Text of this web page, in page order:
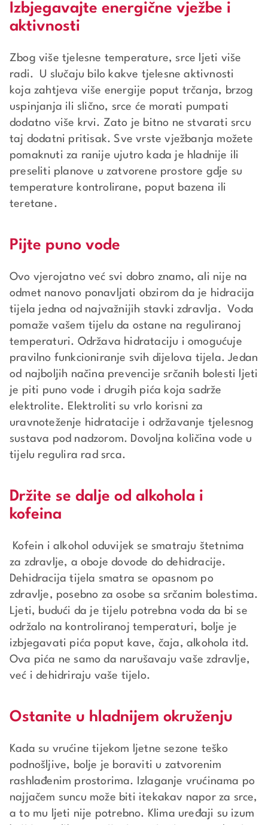
Izbjegavajte energične vježbe i
aktivnosti
Zbog više tjelesne temperature, srce ljeti više
radi. U slučaju bilo kakve tjelesne aktivnosti
koja zahtjeva više energije poput trčanja, brzog
uspinjanja ili slično, srce će morati pumpati
dodatno više krvi. Zato je bitno ne stvarati srcu
taj dodatni pritisak. Sve vrste vježbanja možete
pomaknuti za ranije ujutro kada je hladnije ili
preseliti planove u zatvorene prostore gdje su
temperature kontrolirane, poput bazena ili
teretane.
Pijte puno vode
Ovo vjerojatno već svi dobro znamo, ali nije na
odmet nanovo ponavljati obzirom da je hidracija
tijela jedna od najvažnijih stavki zdravlja. Voda
pomaže vašem tijelu da ostane na reguliranoj
temperaturi. Održava hidrataciju i omogućuje
pravilno funkcioniranje svih dijelova tijela. Jedan
od najboljih načina prevencije srčanih bolesti ljeti
je piti puno vode i drugih pića koja sadrže
elektrolite. Elektroliti su vrlo korisni za
uravnoteženje hidratacije i održavanje tjelesnog
sustava pod nadzorom. Dovoljna količina vode u
tijelu regulira rad srca.
Držite se dalje od alkohola i
kofeina
Kofein i alkohol oduvijek se smatraju štetnima
za zdravlje, a oboje dovode do dehidracije.
Dehidracija tijela smatra se opasnom po
zdravlje, posebno za osobe sa srčanim bolestima.
Ljeti, budući da je tijelu potrebna voda da bi se
održalo na kontroliranoj temperaturi, bolje je
izbjegavati pića poput kave, čaja, alkohola itd.
Ova pića ne samo da narušavaju vaše zdravlje,
već i dehidriraju vaše tijelo.
Ostanite u hladnijem okruženju
Kada su vrućine tijekom ljetne sezone teško
podnošljive, bolje je boraviti u zatvorenim
rashlađenim prostorima. Izlaganje vrućinama po
najjačem suncu može biti itekakav napor za srce,
a to mu ljeti nije potrebno. Klima uređaji su izum